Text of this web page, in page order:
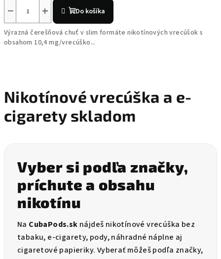
+
− Do košíka
Výrazná čerešňová chuť v slim formáte nikotínových vrecúšok s
obsahom 10,4 mg/vrecúško...
Nikotínové vrecúška a e-
cigarety skladom
Vyber si podľa značky,
príchute a obsahu
nikotínu
Na CubaPods.sk nájdeš nikotínové vrecúška bez
tabaku, e-cigarety, pody, náhradné náplne aj
cigaretové papieriky. Vyberať môžeš podľa značky,